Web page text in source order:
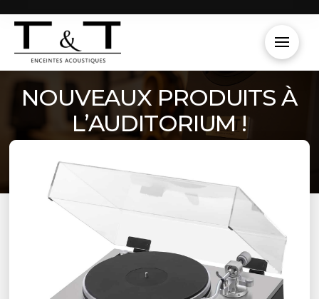
NOUVEAUX PRODUITS À
L’AUDITORIUM !